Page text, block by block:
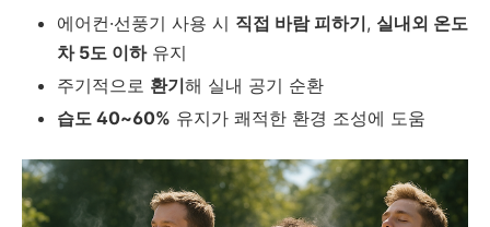
에어컨·선풍기 사용 시 직접 바람 피하기, 실내외 온도
차 5도 이하유지
주기적으로 환기해 실내 공기 순환
습도 40~60% 유지가 쾌적한 환경 조성에 도움